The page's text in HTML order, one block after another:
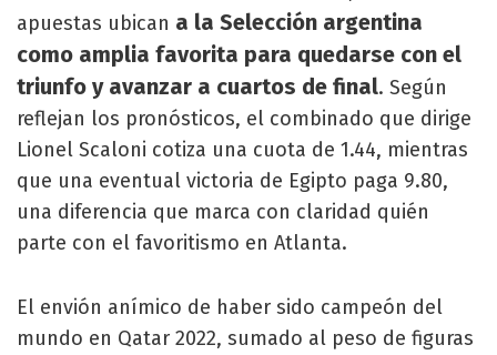
apuestas ubican a la Selección argentina
como amplia favorita para quedarse con el
triunfo y avanzar a cuartos de final. Según
reflejan los pronósticos, el combinado que dirige
Lionel Scaloni cotiza una cuota de 1.44, mientras
que una eventual victoria de Egipto paga 9.80,
una diferencia que marca con claridad quién
parte con el favoritismo en Atlanta.
El envión anímico de haber sido campeón del
mundo en Qatar 2022, sumado al peso de figuras